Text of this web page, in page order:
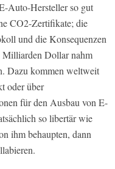
Auto-Hersteller so gut
CO2-Zertifikate; die
und die Konsequenzen
Milliarden Dollar nahm
Dazu kommen weltweit
oder über
für den Ausbau von E-
so libertär wie
ihm behaupten, dann